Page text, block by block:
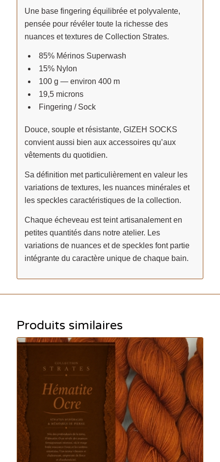
Une base fingering équilibrée et polyvalente,
pensée pour révéler toute la richesse des
nuances et textures de Collection Strates.
85% Mérinos Superwash
15% Nylon
100 g — environ 400 m
19,5 microns
Fingering / Sock
Douce, souple et résistante, GIZEH SOCKS
convient aussi bien aux accessoires qu’aux
vêtements du quotidien.
Sa définition met particulièrement en valeur les
variations de textures, les nuances minérales et
les speckles caractéristiques de la collection.
Chaque écheveau est teint artisanalement en
petites quantités dans notre atelier. Les
variations de nuances et de speckles font partie
intégrante du caractère unique de chaque bain.
Produits similaires